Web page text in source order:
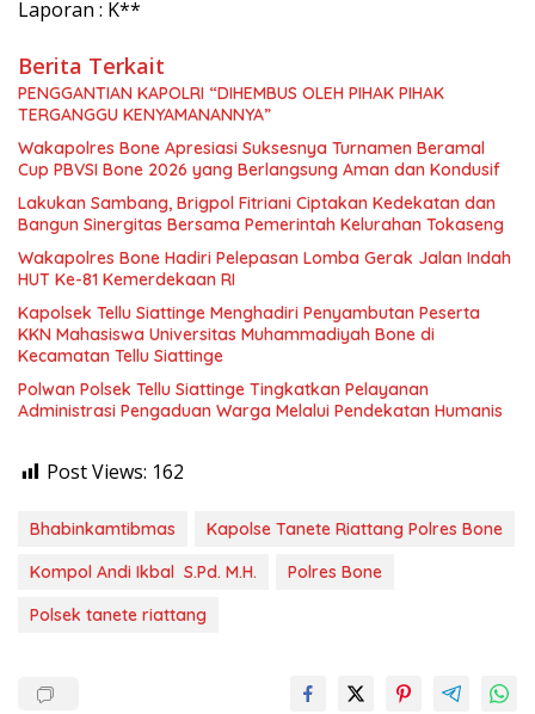
Laporan : K**
Berita Terkait
PENGGANTIAN KAPOLRI “DIHEMBUS OLEH PIHAK PIHAK
TERGANGGU KENYAMANANNYA”
Wakapolres Bone Apresiasi Suksesnya Turnamen Beramal
Cup PBVSI Bone 2026 yang Berlangsung Aman dan Kondusif
Lakukan Sambang, Brigpol Fitriani Ciptakan Kedekatan dan
Bangun Sinergitas Bersama Pemerintah Kelurahan Tokaseng
Wakapolres Bone Hadiri Pelepasan Lomba Gerak Jalan Indah
HUT Ke-81 Kemerdekaan RI
Kapolsek Tellu Siattinge Menghadiri Penyambutan Peserta
KKN Mahasiswa Universitas Muhammadiyah Bone di
Kecamatan Tellu Siattinge
Polwan Polsek Tellu Siattinge Tingkatkan Pelayanan
Administrasi Pengaduan Warga Melalui Pendekatan Humanis
Post Views: 162
Bhabinkamtibmas
Kapolse Tanete Riattang Polres Bone
Kompol Andi Ikbal S.Pd. M.H.
Polres Bone
Polsek tanete riattang